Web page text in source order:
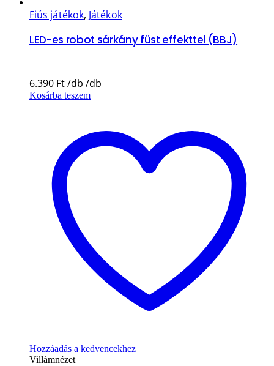
Fiús játékok, Játékok
LED-es robot sárkány füst effekttel (BBJ)
6.390 Ft
Kosárba teszem
Hozzáadás a kedvencekhez
Villámnézet